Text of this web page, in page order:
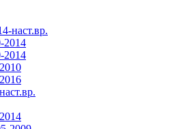
наст.вр.
2014
2014